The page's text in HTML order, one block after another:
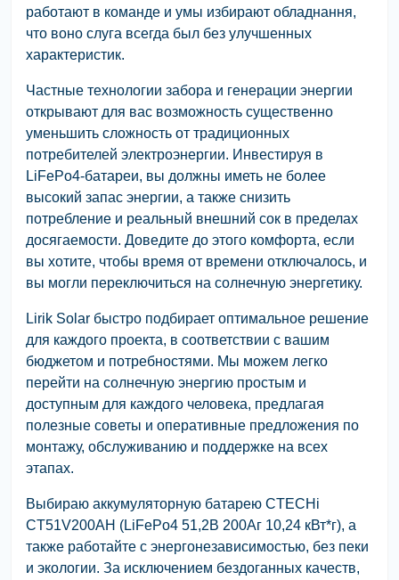
работают в команде и умы избирают обладнання,
что воно слуга всегда был без улучшенных
характеристик.
Частные технологии забора и генерации энергии
открывают для вас возможность существенно
уменьшить сложность от традиционных
потребителей электроэнергии. Инвестируя в
LiFePo4-батареи, вы должны иметь не более
высокий запас энергии, а также снизить
потребление и реальный внешний сок в пределах
досягаемости. Доведите до этого комфорта, если
вы хотите, чтобы время от времени отключалось, и
вы могли переключиться на солнечную энергетику.
Lirik Solar быстро подбирает оптимальное решение
для каждого проекта, в соответствии с вашим
бюджетом и потребностями. Мы можем легко
перейти на солнечную энергию простым и
доступным для каждого человека, предлагая
полезные советы и оперативные предложения по
монтажу, обслуживанию и поддержке на всех
этапах.
Выбираю аккумуляторную батарею CTECHi
CT51V200AH (LiFePo4 51,2В 200Аг 10,24 кВт*г), а
также работайте с энергонезависимостью, без пеки
и экологии. За исключением бездоганных качеств,